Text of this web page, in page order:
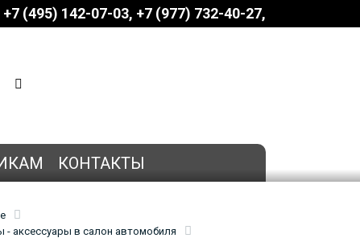
+7 (495) 142-07-03 ‎‎+7 (977) 732-40-27
КОНТАКТЫ
- аксессуары в салон автомобиля